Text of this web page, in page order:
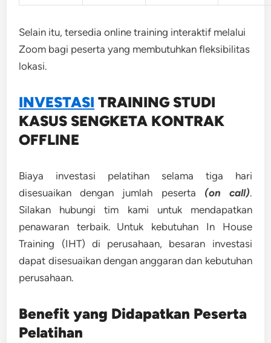
Selain itu, tersedia online training interaktif melalui
Zoom bagi peserta yang membutuhkan fleksibilitas
lokasi.
INVESTASI TRAININGSTUDI
KASUS SENGKETA KONTRAK
OFFLINE
Biaya investasi pelatihan selama tiga hari
disesuaikan dengan jumlah peserta (on call).
Silakan hubungi tim kami untuk mendapatkan
penawaran terbaik. Untuk kebutuhan In House
Training (IHT) di perusahaan, besaran investasi
dapat disesuaikan dengan anggaran dan kebutuhan
perusahaan.
Benefit yang Didapatkan Peserta
Pelatihan